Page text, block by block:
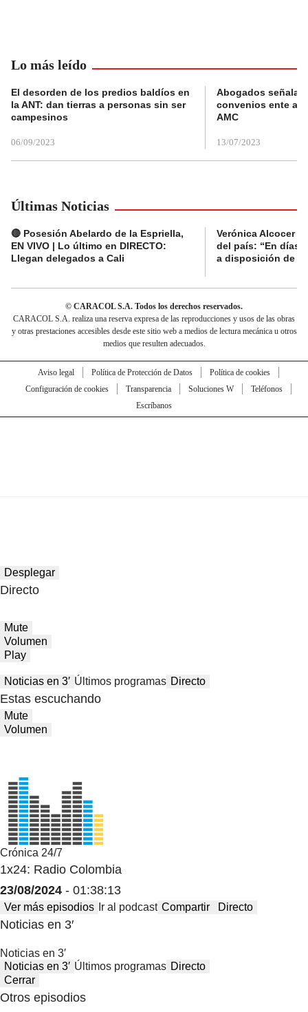
Lo más leído
El desorden de los predios baldíos en
la ANT: dan tierras a personas sin ser
campesinos
06/09/2023
Abogados
convenios ente
AMC
13/07/2023
Últimas Noticias
🔴 Posesión Abelardo de la Espriella,
EN VIVO | Lo último en DIRECTO:
Llegan delegados a Cali
Verónica Alcocer
del país: “En días
a disposición de
© CARACOL S.A. Todos los derechos reservados.
CARACOL S.A. realiza una reserva expresa de las reproducciones y usos de las obras
y otras prestaciones accesibles desde este sitio web a medios de lectura mecánica u otros
medios que resulten adecuados.
Aviso legal Política de Protección de Datos
Política de cookies
Configuración de cookies
Transparencia Soluciones W
Teléfonos
Escríbanos
Desplegar
Directo
Mute
Volumen
Play
Noticias en 3′ Últimos programas Directo
Estas escuchando
Mute
Volumen
Crónica 24/7
1x24: Radio Colombia
23/08/2024 - 01:38:13
Ver más episodios Ir al podcast Compartir Directo
Noticias en 3′
Noticias en 3′
Noticias en 3′ Últimos programas Directo
Cerrar
Otros episodios